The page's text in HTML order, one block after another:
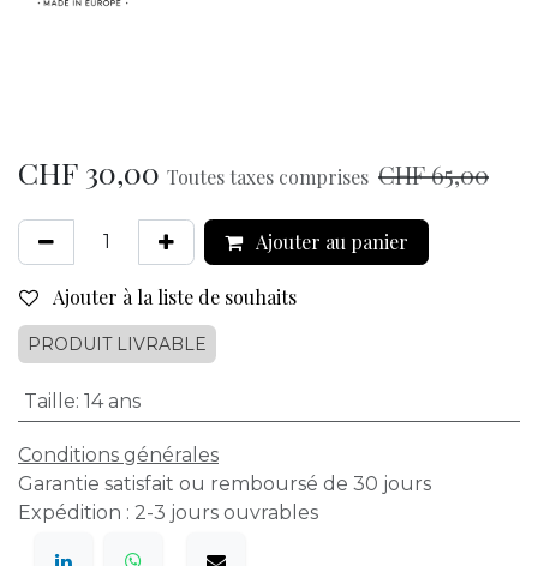
CHF 30,00 Toutes taxes comprises CHF65,00
Ajouter au panier
Ajouter à la liste de souhaits
PRODUIT LIVRABLE
Taille: 14 ans
Conditions générales
Garantie satisfait ou remboursé de 30 jours
Expédition : 2-3 jours ouvrables